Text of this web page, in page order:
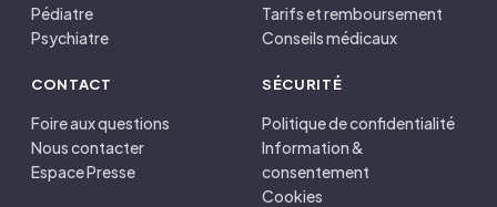
Pédiatre
Psychiatre
Tarifs et remboursement
Conseils médicaux
CONTACT
Foire aux questions
Nous contacter
Espace Presse
SÉCURITÉ
Politique de confidentialité
Information &
consentement
Cookies